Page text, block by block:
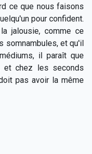
ce que nous faisons
pour confident.
jalousie, comme ce
somnambules, et qu'il
il paraît que
chez les seconds
pas avoir la même